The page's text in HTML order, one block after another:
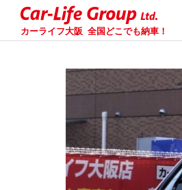
カーライフ大阪 全国どこでも納車！